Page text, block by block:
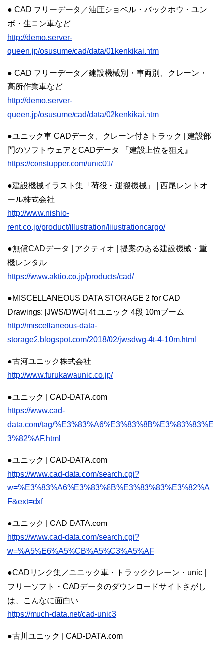
● CAD フリーデータ／油圧ショベル・バックホウ・ユン
ボ・生コン車など
http://demo.server-
queen.jp/osusume/cad/data/01kenkikai.htm
● CAD フリーデータ／建設機械別・車両別、クレーン・
高所作業車など
http://demo.server-
queen.jp/osusume/cad/data/02kenkikai.htm
●ユニック車 CADデータ、クレーン付きトラック | 建設部
門のソフトウェアとCADデータ 『建設上位を狙え』
https://constupper.com/unic01/
●建設機械イラスト集「荷役・運搬機械」 | 西尾レントオ
ール株式会社
http://www.nishio-
rent.co.jp/product/illustration/liiustrationcargo/
●無償CADデータ | アクティオ | 提案のある建設機械・重
機レンタル
https://www.aktio.co.jp/products/cad/
●MISCELLANEOUS DATA STORAGE 2 for CAD
Drawings: [JWS/DWG] 4t ユニック 4段 10mブーム
http://miscellaneous-data-
storage2.blogspot.com/2018/02/jwsdwg-4t-4-10m.html
●古河ユニック株式会社
http://www.furukawaunic.co.jp/
●ユニック | CAD-DATA.com
https://www.cad-
data.com/tag/%E3%83%A6%E3%83%8B%E3%83%83%E
3%82%AF.html
●ユニック | CAD-DATA.com
https://www.cad-data.com/search.cgi?
w=%E3%83%A6%E3%83%8B%E3%83%83%E3%82%A
F&ext=dxf
●ユニック | CAD-DATA.com
https://www.cad-data.com/search.cgi?
w=%A5%E6%A5%CB%A5%C3%A5%AF
●CADリンク集／ユニック車・トラッククレーン・unic |
フリーソフト・CADデータのダウンロードサイトさがし
は、こんなに面白い
https://much-data.net/cad-unic3
●古川ユニック | CAD-DATA.com